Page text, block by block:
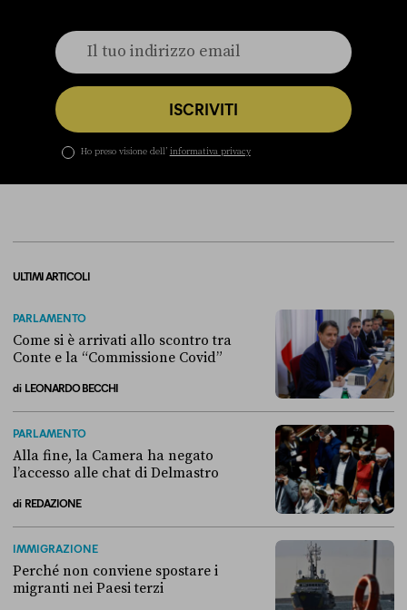
ISCRIVITI
Ho preso visione dell’ informativa privacy
ULTIMI ARTICOLI
PARLAMENTO
Come si è arrivati allo scontro tra
Conte e la “Commissione Covid”
di LEONARDO BECCHI
PARLAMENTO
Alla fine, la Camera ha negato
l’accesso alle chat di Delmastro
di REDAZIONE
IMMIGRAZIONE
Perché non conviene spostare i
migranti nei Paesi terzi